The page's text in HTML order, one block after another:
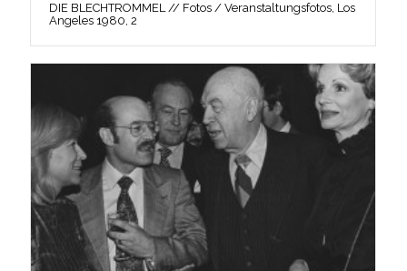
DIE BLECHTROMMEL // Fotos / Veranstaltungsfotos, Los
Angeles 1980, 2